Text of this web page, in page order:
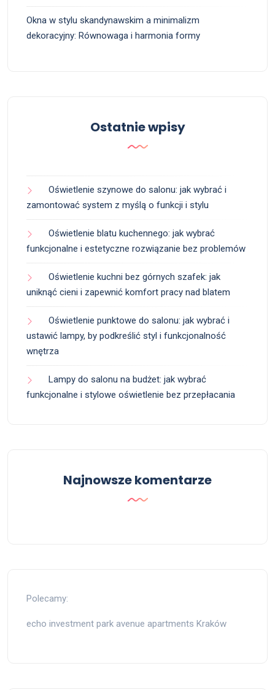
Okna w stylu skandynawskim a minimalizm
dekoracyjny: Równowaga i harmonia formy
Ostatnie wpisy
Oświetlenie szynowe do salonu: jak wybrać i
zamontować system z myślą o funkcji i stylu
Oświetlenie blatu kuchennego: jak wybrać
funkcjonalne i estetyczne rozwiązanie bez problemów
Oświetlenie kuchni bez górnych szafek: jak
uniknąć cieni i zapewnić komfort pracy nad blatem
Oświetlenie punktowe do salonu: jak wybrać i
ustawić lampy, by podkreślić styl i funkcjonalność
wnętrza
Lampy do salonu na budżet: jak wybrać
funkcjonalne i stylowe oświetlenie bez przepłacania
Najnowsze komentarze
Polecamy:
echo investment park avenue apartments Kraków